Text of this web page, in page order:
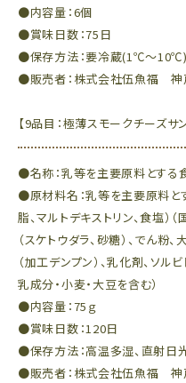
●内容量：6個
●賞味日数：75日
●保存方法：要冷蔵(1℃～
●販売者：株式会社伍魚福 神
【9品目：極薄スモークチーズサン
●名称：乳等を主要原料とする
●原材料名：乳等を主要原料と
脂、マルトデキストリン、食塩）
（スケトウダラ、砂糖）、でん粉
（加工デンプン）、乳化剤、ソル
乳成分・小麦・大豆を含む）
●内容量：75ｇ
●賞味日数：120日
●保存方法：高温多湿、直射日
●販売者：株式会社伍魚福 神